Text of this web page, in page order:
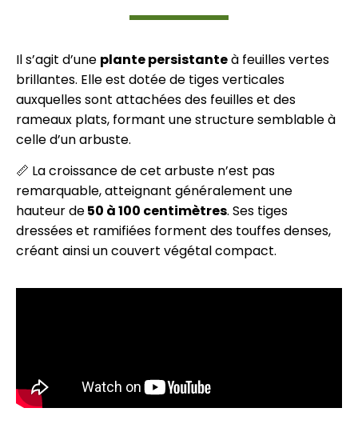
Il s’agit d’une plante persistanteà feuilles vertes
brillantes. Elle est dotée de tiges verticales
auxquelles sont attachées des feuilles et des
rameaux plats, formant une structure semblable à
celle d’un arbuste.
📏 La croissance de cet arbuste n’est pas
remarquable, atteignant généralement une
hauteur de50 à 100 centimètres. Ses tiges
dressées et ramifiées forment des touffes denses,
créant ainsi un couvert végétal compact.